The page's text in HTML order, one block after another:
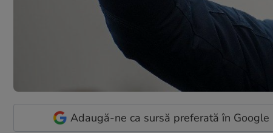
Adaugă-ne ca sursă preferată în Google